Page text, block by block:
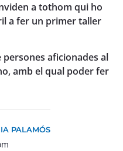
a tothom qui ho
a fer un primer taller
persones aficionades al
amb el qual poder fer
PALAMÓS